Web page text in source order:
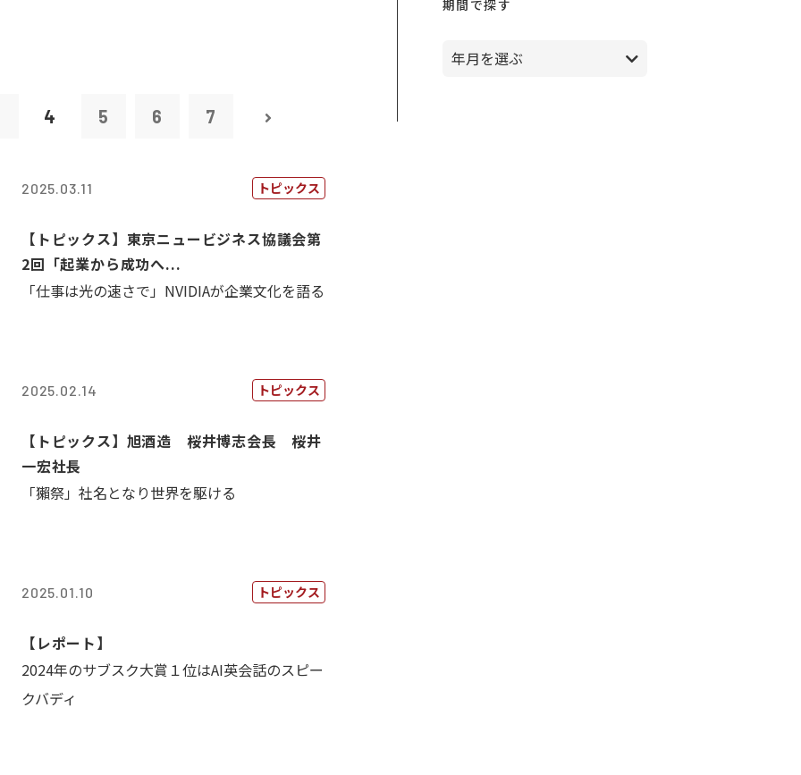
4 5 6 7
2025.03.11 トピックス
【トピックス】東京ニュービジネス協議会第
2回「起業から成功へ...
「仕事は光の速さで」NVIDIAが企業文化を語る
2025.02.14 トピックス
【トピックス】旭酒造 桜井博志会長 桜井
一宏社長
「獺祭」社名となり世界を駆ける
2025.01.10 トピックス
【レポート】
2024年のサブスク大賞１位はAI英会話のスピー
クバディ
期間で探す
年月を選ぶ